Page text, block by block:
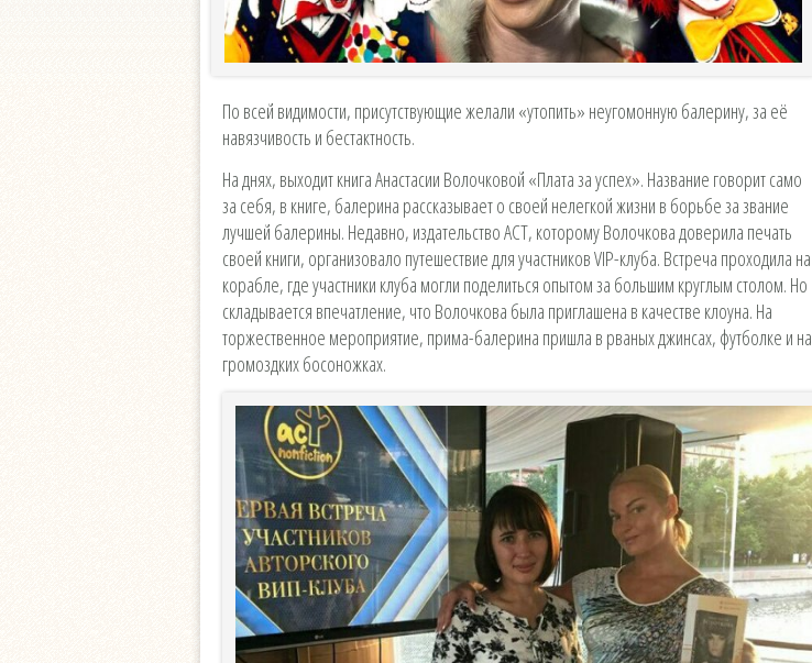
По всей видимости, присутствующие желали «утопить» неугомонную балерину, за её
навязчивость и бестактность.
На днях, выходит книга Анастасии Волочковой «Плата за успех». Название говорит само
за себя, в книге, балерина рассказывает о своей нелегкой жизни в борьбе за звание
лучшей балерины. Недавно, издательство АСТ, которому Волочкова доверила печать
своей книги, организовало путешествие для участников VIP-клуба. Встреча проходила на
корабле, где участники клуба могли поделиться опытом за большим круглым столом. Но
складывается впечатление, что Волочкова была приглашена в качестве клоуна. На
торжественное мероприятие, прима-балерина пришла в рваных джинсах, футболке и на
громоздких босоножках.